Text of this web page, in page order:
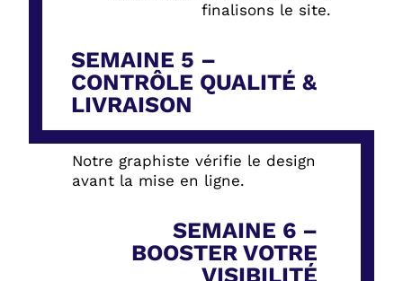
finalisons le site.
SEMAINE 5 –
CONTRÔLE QUALITÉ &
LIVRAISON
Notre graphiste vérifie le design
avant la mise en ligne.
SEMAINE 6 –
BOOSTER VOTRE
VISIBILITÉ